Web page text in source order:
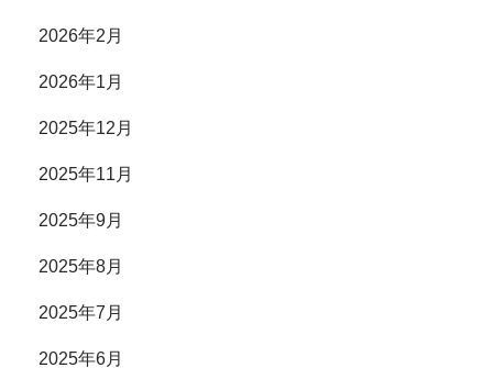
2026年2月
2026年1月
2025年12月
2025年11月
2025年9月
2025年8月
2025年7月
2025年6月